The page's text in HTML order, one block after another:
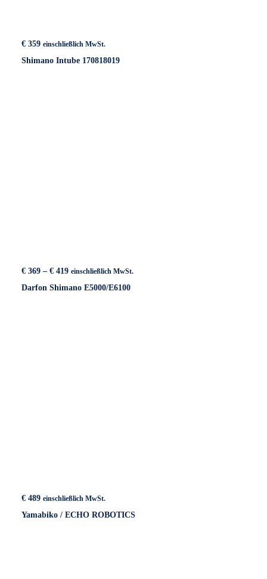
€ 359 einschließlich MwSt.
Shimano Intube 170818019
€ 369 – € 419Preisspanne:
bis
einschließlich MwSt.
Darfon Shimano E5000/E6100
€ 489 einschließlich MwSt.
Yamabiko / ECHO ROBOTICS